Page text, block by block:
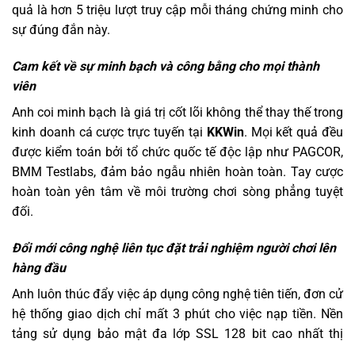
quả là hơn 5 triệu lượt truy cập mỗi tháng chứng minh cho
sự đúng đắn này.
Cam kết về sự minh bạch và công bằng cho mọi thành
viên
Anh coi minh bạch là giá trị cốt lõi không thể thay thế trong
kinh doanh cá cược trực tuyến tại KKWin. Mọi kết quả đều
được kiểm toán bởi tổ chức quốc tế độc lập như PAGCOR,
BMM Testlabs, đảm bảo ngẫu nhiên hoàn toàn. Tay cược
hoàn toàn yên tâm về môi trường chơi sòng phẳng tuyệt
đối.
Đổi mới công nghệ liên tục đặt trải nghiệm người chơi lên
hàng đầu
Anh luôn thúc đẩy việc áp dụng công nghệ tiên tiến, đơn cử
hệ thống giao dịch chỉ mất 3 phút cho việc nạp tiền. Nền
tảng sử dụng bảo mật đa lớp SSL 128 bit cao nhất thị